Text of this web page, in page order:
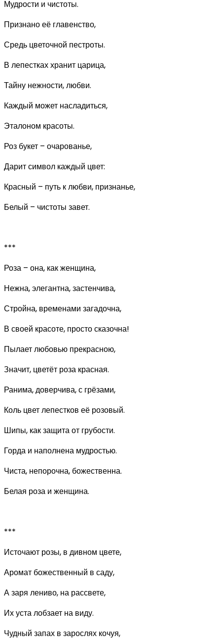
Мудрости и чистоты.
Признано её главенство,
Средь цветочной пестроты.
В лепестках хранит царица,
Тайну нежности, любви.
Каждый может насладиться,
Эталоном красоты.
Роз букет – очарованье,
Дарит символ каждый цвет:
Красный – путь к любви, признанье,
Белый – чистоты завет.
***
Роза – она, как женщина,
Нежна, элегантна, застенчива,
Стройна, временами загадочна,
В своей красоте, просто сказочна!
Пылает любовью прекрасною,
Значит, цветёт роза красная.
Ранима, доверчива, с грёзами,
Коль цвет лепестков её розовый.
Шипы, как защита от грубости.
Горда и наполнена мудростью.
Чиста, непорочна, божественна.
Белая роза и женщина.
***
Источают розы, в дивном цвете,
Аромат божественный в саду,
А заря лениво, на рассвете,
Их уста лобзает на виду.
Чудный запах в зарослях кочуя,